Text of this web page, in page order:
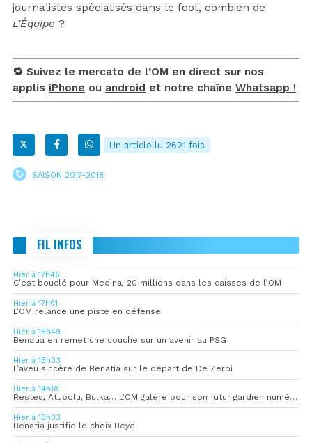
journalistes spécialisés dans le foot, combien de
L’Équipe ?
🔁 Suivez le mercato de l’OM en direct sur nos
applis iPhone ou android et notre chaîne Whatsapp !
Un article lu 2621 fois
SAISON 2017-2018
FIL INFOS
Hier à 17h46
C’est bouclé pour Medina, 20 millions dans les caisses de l’OM
Hier à 17h01
L’OM relance une piste en défense
Hier à 15h49
Benatia en remet une couche sur un avenir au PSG
Hier à 15h03
L’aveu sincère de Benatia sur le départ de De Zerbi
Hier à 14h18
Restes, Atubolu, Bulka… L’OM galère pour son futur gardien numéro 1
Hier à 13h33
Benatia justifie le choix Beye